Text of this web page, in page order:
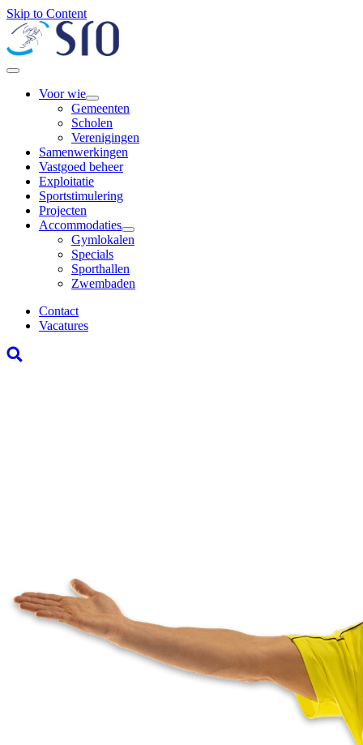
Skip to Content
Voor wie
Gemeenten
Scholen
Verenigingen
Samenwerkingen
Vastgoed beheer
Exploitatie
Sportstimulering
Projecten
Accommodaties
Gymlokalen
Specials
Sporthallen
Zwembaden
Contact
Vacatures